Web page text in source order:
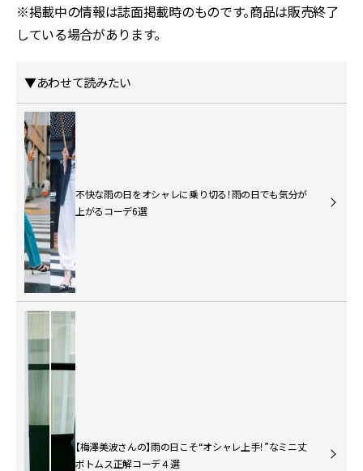
※掲載中の情報は誌面掲載時のものです。商品は販売終了
している場合があります。
▼あわせて読みたい
不快な雨の日をオシャレに乗り切る！雨の日でも気分が
上がるコーデ6選
【梅澤美波さんの】雨の日こそ“オシャレ上手！”なミニ丈
ボトムス正解コーデ４選